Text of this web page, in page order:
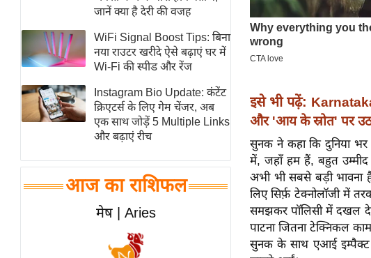
राजनीति
विश्लेषण
समसामयिक
मातृभूमि
स्तंभ
एम.
चाय पर
समीक्षा
जानें क्या है देरी की वजह
WiFi Signal Boost Tips: बिना
नया राउटर खरीदे ऐसे बढ़ाएं घर में
Wi-Fi की स्पीड और रेंज
Instagram Bio Update: कंटेंट
क्रिएटर्स के लिए गेम चेंजर, अब
एक साथ जोड़ें 5 Multiple Links
और बढ़ाएं रीच
आज का राशिफल
मेष | Aries
इसे भी पढ़ें:
और 'आय के स्रोत' पर
सुनक ने कहा कि दुनिया
में, जहाँ हम हैं, बहुत
अभी भी सबसे बड़ी भावना
लिए सिर्फ़ टेक्नोलॉजी में
समझकर पॉलिसी में दखल
पाटना जितना टेक्निकल
सुनक के साथ एआई इम्पैक्ट